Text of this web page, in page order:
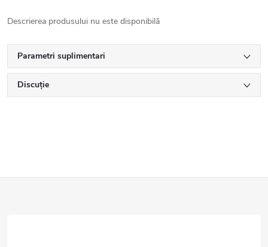
Descrierea produsului nu este disponibilă
Parametri suplimentari
Discuţie